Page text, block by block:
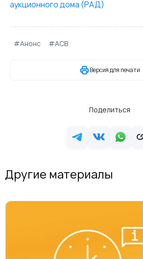
аукционного дома (РАД)
#Анонс #АСВ
Версия для печати
Поделиться
Другие материалы